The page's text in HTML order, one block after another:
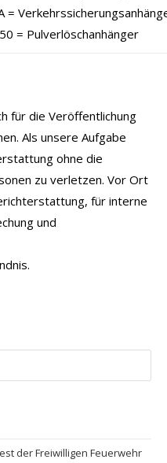
=
= Pulverlöschanhänger
für die Veröffentlichung
Als unsere Aufgabe
ohne die
zu verletzen. Vor Ort
für interne
und
der Freiwilligen Feuerwehr